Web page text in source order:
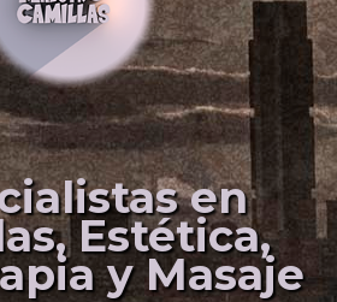
en
Estética,
y Masaje